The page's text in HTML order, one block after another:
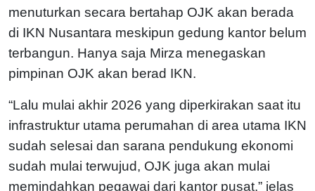
menuturkan secara bertahap OJK akan berada
di IKN Nusantara meskipun gedung kantor belum
terbangun. Hanya saja Mirza menegaskan
pimpinan OJK akan berad IKN.
“Lalu mulai akhir 2026 yang diperkirakan saat itu
infrastruktur utama perumahan di area utama IKN
sudah selesai dan sarana pendukung ekonomi
sudah mulai terwujud, OJK juga akan mulai
memindahkan pegawai dari kantor pusat,” jelas